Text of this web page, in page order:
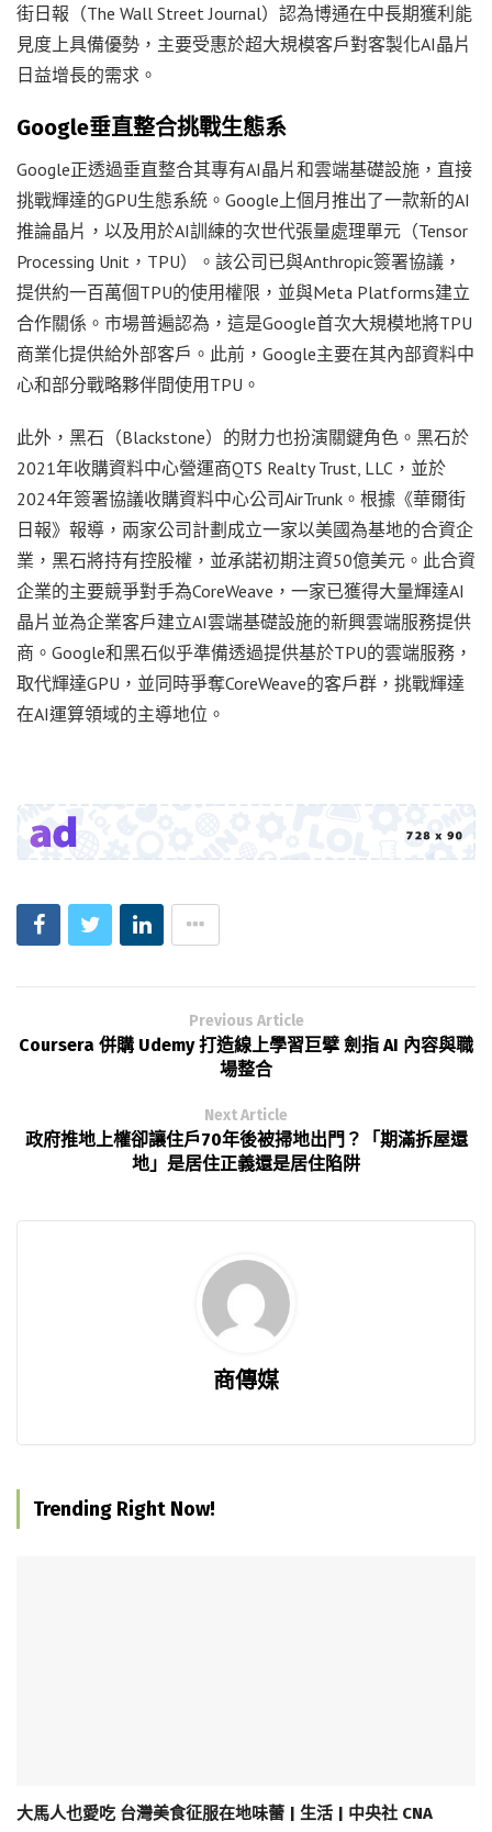
街日報（The Wall Street Journal）認為博通在中長期獲利能
見度上具備優勢，主要受惠於超大規模客戶對客製化AI晶片
日益增長的需求。
Google垂直整合挑戰生態系
Google正透過垂直整合其專有AI晶片和雲端基礎設施，直接
挑戰輝達的GPU生態系統。Google上個月推出了一款新的AI
推論晶片，以及用於AI訓練的次世代張量處理單元（Tensor
Processing Unit，TPU）。該公司已與Anthropic簽署協議，
提供約一百萬個TPU的使用權限，並與Meta Platforms建立
合作關係。市場普遍認為，這是Google首次大規模地將TPU
商業化提供給外部客戶。此前，Google主要在其內部資料中
心和部分戰略夥伴間使用TPU。
此外，黑石（Blackstone）的財力也扮演關鍵角色。黑石於
2021年收購資料中心營運商QTS Realty Trust, LLC，並於
2024年簽署協議收購資料中心公司AirTrunk。根據《華爾街
日報》報導，兩家公司計劃成立一家以美國為基地的合資企
業，黑石將持有控股權，並承諾初期注資50億美元。此合資
企業的主要競爭對手為CoreWeave，一家已獲得大量輝達AI
晶片並為企業客戶建立AI雲端基礎設施的新興雲端服務提供
商。Google和黑石似乎準備透過提供基於TPU的雲端服務，
取代輝達GPU，並同時爭奪CoreWeave的客戶群，挑戰輝達
在AI運算領域的主導地位。
Previous Article
Coursera 併購 Udemy 打造線上學習巨擘 劍指 AI 內容與職
場整合
Next Article
政府推地上權卻讓住戶70年後被掃地出門？「期滿拆屋還
地」是居住正義還是居住陷阱
商傳媒
Trending Right Now!
大馬人也愛吃 台灣美食征服在地味蕾 | 生活 | 中央社 CNA